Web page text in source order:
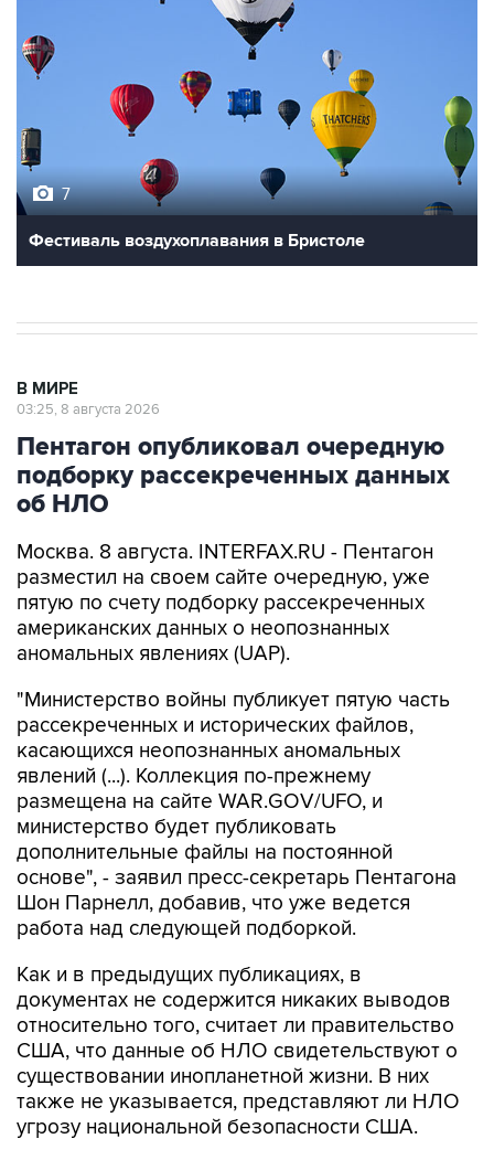
7
Фестиваль воздухоплавания в Бристоле
В МИРЕ
03:25, 8 августа 2026
Пентагон опубликовал очередную
подборку рассекреченных данных
об НЛО
Москва. 8 августа. INTERFAX.RU - Пентагон
разместил на своем сайте очередную, уже
пятую по счету подборку рассекреченных
американских данных о неопознанных
аномальных явлениях (UAP).
"Министерство войны публикует пятую часть
рассекреченных и исторических файлов,
касающихся неопознанных аномальных
явлений (...). Коллекция по-прежнему
размещена на сайте WAR.GOV/UFO, и
министерство будет публиковать
дополнительные файлы на постоянной
основе", - заявил пресс-секретарь Пентагона
Шон Парнелл, добавив, что уже ведется
работа над следующей подборкой.
Как и в предыдущих публикациях, в
документах не содержится никаких выводов
относительно того, считает ли правительство
США, что данные об НЛО свидетельствуют о
существовании инопланетной жизни. В них
также не указывается, представляют ли НЛО
угрозу национальной безопасности США.